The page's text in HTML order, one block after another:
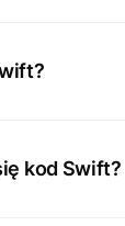
kod Swift?